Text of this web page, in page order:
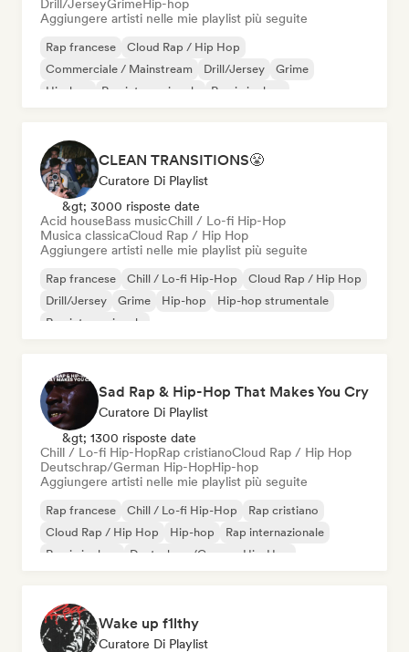
Drill/JerseyGrimeHip-hop
Aggiungere artisti nelle mie playlist più seguite
Rap francese
Cloud Rap / Hip Hop
Commerciale / Mainstream
Drill/Jersey
Grime
Hip-hop
Rap internazionale Rap in inglese
CLEAN TRANSITIONS😤
Curatore Di Playlist
&gt; 3000 risposte date
Acid houseBass musicChill / Lo-fi Hip-Hop
Musica classicaCloud Rap / Hip Hop
Aggiungere artisti nelle mie playlist più seguite
Rap francese Chill / Lo-fi Hip-Hop
Cloud Rap / Hip Hop
Drill/Jersey
Grime Hip-hop
Hip-hop strumentale
Rap internazionale
Sad Rap & Hip-Hop That Makes You Cry
Curatore Di Playlist
&gt; 1300 risposte date
Chill / Lo-fi Hip-HopRap cristianoCloud Rap / Hip Hop
Deutschrap/German Hip-HopHip-hop
Aggiungere artisti nelle mie playlist più seguite
Rap francese Chill / Lo-fi Hip-Hop
Rap cristiano
Cloud Rap / Hip Hop
Hip-hop
Rap internazionale
Rap in inglese
Deutschrap/German Hip-Hop
Wake up f1lthy
Curatore Di Playlist